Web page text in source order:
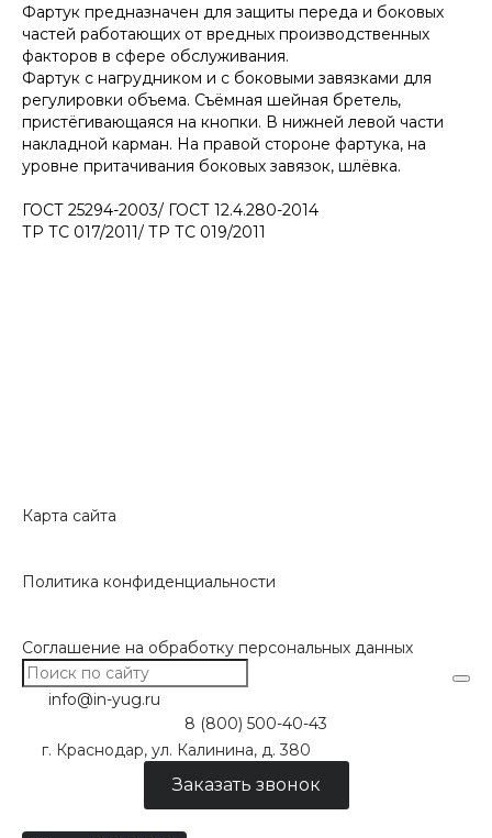
Фартук предназначен для защиты переда и боковых
частей работающих от вредных производственных
факторов в сфере обслуживания.
Фартук с нагрудником и с боковыми завязками для
регулировки объема. Съёмная шейная бретель,
пристёгивающаяся на кнопки. В нижней левой части
накладной карман. На правой стороне фартука, на
уровне притачивания боковых завязок, шлёвка.
ГОСТ 25294-2003/ ГОСТ 12.4.280-2014
ТР ТС 017/2011/ ТР ТС 019/2011
Карта сайта
Политика конфиденциальности
Соглашение на обработку персональных данных
info@in-yug.ru
8 (800) 500-40-43
г. Краснодар, ул. Калинина, д. 380
Заказать звонок